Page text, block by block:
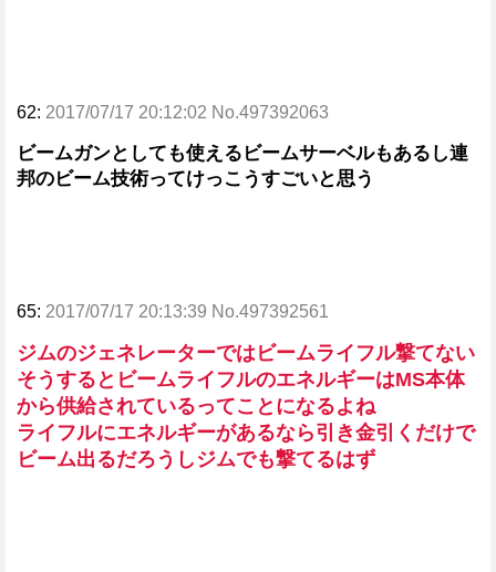
62: 2017/07/17 20:12:02 No.497392063
ビームガンとしても使えるビームサーベルもあるし連
邦のビーム技術ってけっこうすごいと思う
65: 2017/07/17 20:13:39 No.497392561
ジムのジェネレーターではビームライフル撃てない
そうするとビームライフルのエネルギーはMS本体
から供給されているってことになるよね
ライフルにエネルギーがあるなら引き金引くだけで
ビーム出るだろうしジムでも撃てるはず